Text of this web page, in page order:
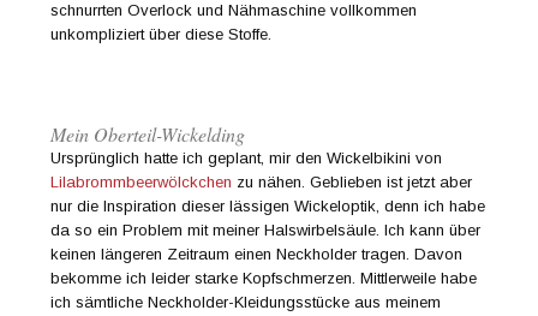
schnurrten Overlock und Nähmaschine vollkommen
unkompliziert über diese Stoffe.
Mein Oberteil-Wickelding
Ursprünglich hatte ich geplant, mir den Wickelbikini von
Lilabrommbeerwölckchen zu nähen. Geblieben ist jetzt aber
nur die Inspiration dieser lässigen Wickeloptik, denn ich habe
da so ein Problem mit meiner Halswirbelsäule. Ich kann über
keinen längeren Zeitraum einen Neckholder tragen. Davon
bekomme ich leider starke Kopfschmerzen. Mittlerweile habe
ich sämtliche Neckholder-Kleidungsstücke aus meinem